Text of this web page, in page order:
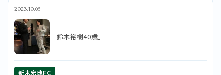
2023.10.03
「鈴木裕樹40歳」
新木宏典FC